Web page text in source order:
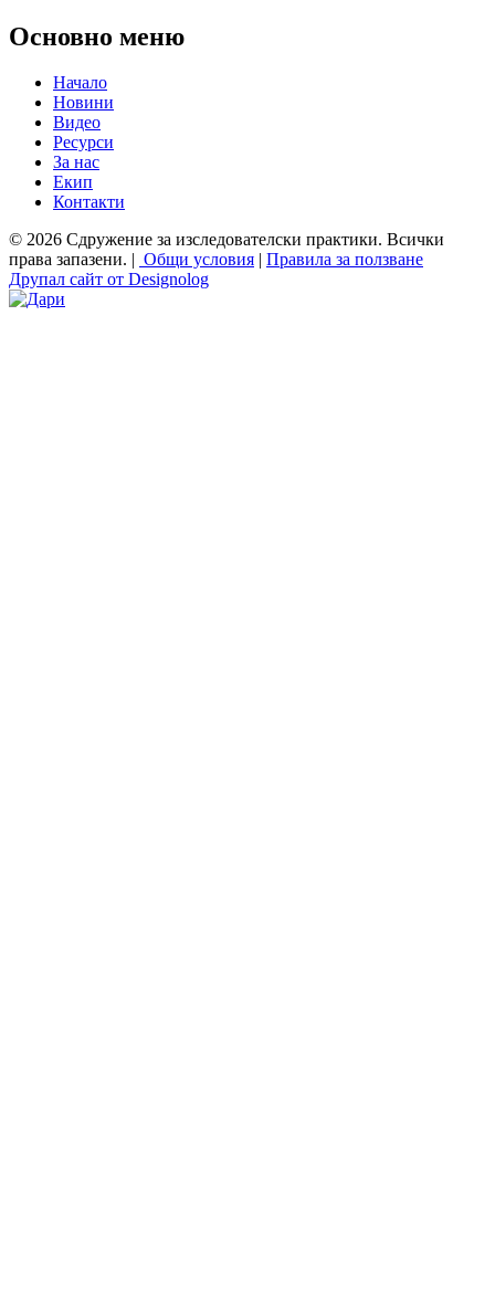
Основно меню
Начало
Новини
Видео
Ресурси
За нас
Екип
Контакти
© 2026 Сдружение за изследователски практики. Всички
права запазени. | Общи условия | Правила за ползване
Друпал сайт от Designolog